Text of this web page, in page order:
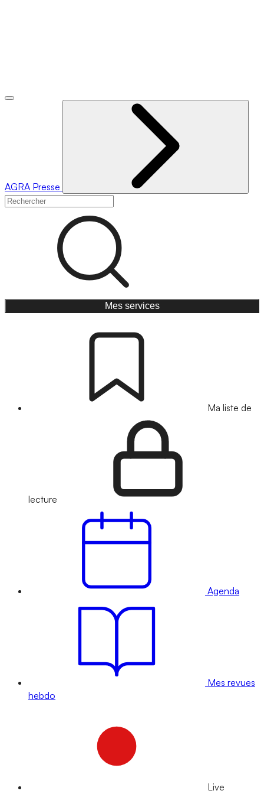
AGRA Presse
Mes services
Ma liste de
lecture
Agenda
Mes revues
hebdo
Live